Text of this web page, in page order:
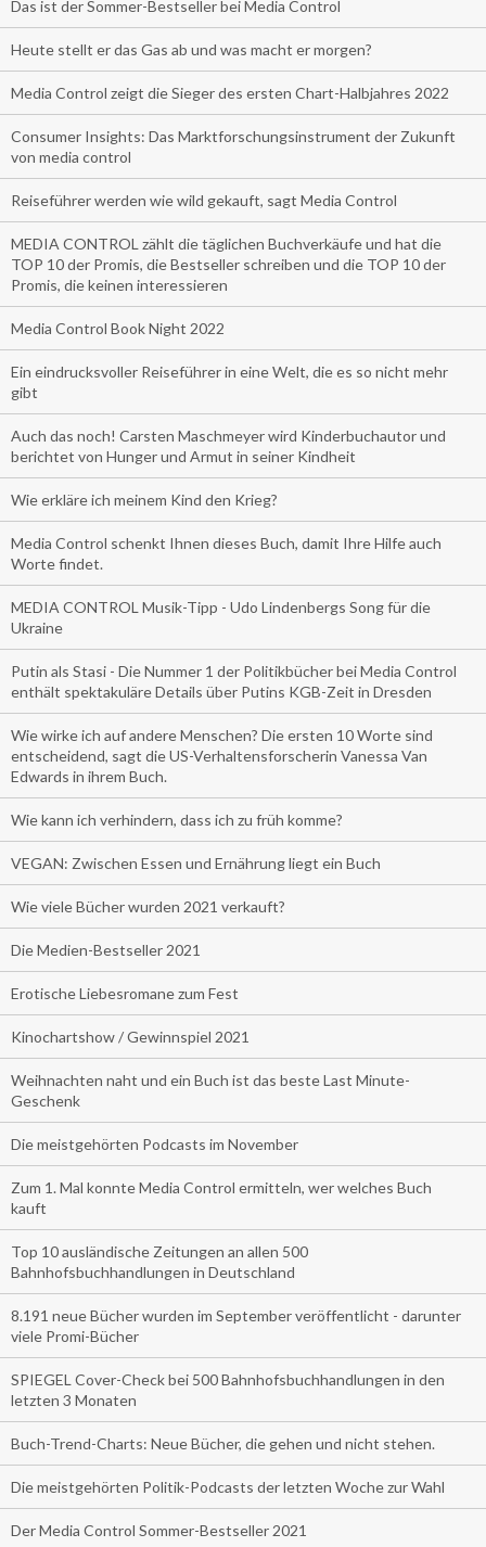
Das ist der Sommer-Bestseller bei Media Control
Heute stellt er das Gas ab und was macht er morgen?
Media Control zeigt die Sieger des ersten Chart-Halbjahres 2022
Consumer Insights: Das Marktforschungsinstrument der Zukunft
von media control
Reiseführer werden wie wild gekauft, sagt Media Control
MEDIA CONTROL zählt die täglichen Buchverkäufe und hat die
TOP 10 der Promis, die Bestseller schreiben und die TOP 10 der
Promis, die keinen interessieren
Media Control Book Night 2022
Ein eindrucksvoller Reiseführer in eine Welt, die es so nicht mehr
gibt
Auch das noch! Carsten Maschmeyer wird Kinderbuchautor und
berichtet von Hunger und Armut in seiner Kindheit
Wie erkläre ich meinem Kind den Krieg?
Media Control schenkt Ihnen dieses Buch, damit Ihre Hilfe auch
Worte findet.
MEDIA CONTROL Musik-Tipp - Udo Lindenbergs Song für die
Ukraine
Putin als Stasi - Die Nummer 1 der Politikbücher bei Media Control
enthält spektakuläre Details über Putins KGB-Zeit in Dresden
Wie wirke ich auf andere Menschen? Die ersten 10 Worte sind
entscheidend, sagt die US-Verhaltensforscherin Vanessa Van
Edwards in ihrem Buch.
Wie kann ich verhindern, dass ich zu früh komme?
VEGAN: Zwischen Essen und Ernährung liegt ein Buch
Wie viele Bücher wurden 2021 verkauft?
Die Medien-Bestseller 2021
Erotische Liebesromane zum Fest
Kinochartshow / Gewinnspiel 2021
Weihnachten naht und ein Buch ist das beste Last Minute-
Geschenk
Die meistgehörten Podcasts im November
Zum 1. Mal konnte Media Control ermitteln, wer welches Buch
kauft
Top 10 ausländische Zeitungen an allen 500
Bahnhofsbuchhandlungen in Deutschland
8.191 neue Bücher wurden im September veröffentlicht - darunter
viele Promi-Bücher
SPIEGEL Cover-Check bei 500 Bahnhofsbuchhandlungen in den
letzten 3 Monaten
Buch-Trend-Charts: Neue Bücher, die gehen und nicht stehen.
Die meistgehörten Politik-Podcasts der letzten Woche zur Wahl
Der Media Control Sommer-Bestseller 2021